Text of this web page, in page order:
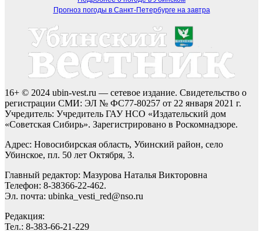
Прогноз погоды в Санкт-Петербурге на завтра
16+ © 2024 ubin-vest.ru — сетевое издание. Свидетельство о
регистрации СМИ: ЭЛ № ФС77-80257 от 22 января 2021 г.
Учредитель: Учредитель ГАУ НСО «Издательский дом
«Советская Сибирь». Зарегистрировано в Роскомнадзоре.
Адрес: Новосибирская область, Убинский район, село
Убинское, пл. 50 лет Октября, 3.
Главный редактор: Мазурова Наталья Викторовна
Телефон: 8-38366-22-462.
Эл. почта: ubinka_vesti_red@nso.ru
Редакция:
Тел.: 8-383-66-21-229